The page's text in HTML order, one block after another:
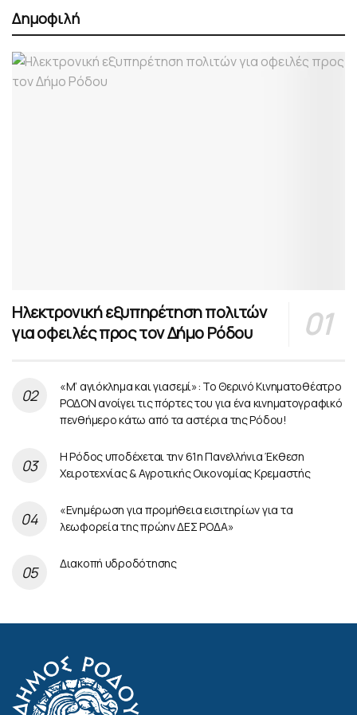
Δημοφιλή
Ηλεκτρονική εξυπηρέτηση πολιτών
για οφειλές προς τον Δήμο Ρόδου
«Μ’ αγιόκλημα και γιασεμί»: Το Θερινό Κινηματοθέατρο
ΡΟΔΟΝ ανοίγει τις πόρτες του για ένα κινηματογραφικό
πενθήμερο κάτω από τα αστέρια της Ρόδου!
Η Ρόδος υποδέχεται την 61η Πανελλήνια Έκθεση
Χειροτεχνίας & Αγροτικής Οικονομίας Κρεμαστής
«Ενημέρωση για προμήθεια εισιτηρίων για τα
λεωφορεία της πρώην ΔΕΣ ΡΟΔΑ»
Διακοπή υδροδότησης